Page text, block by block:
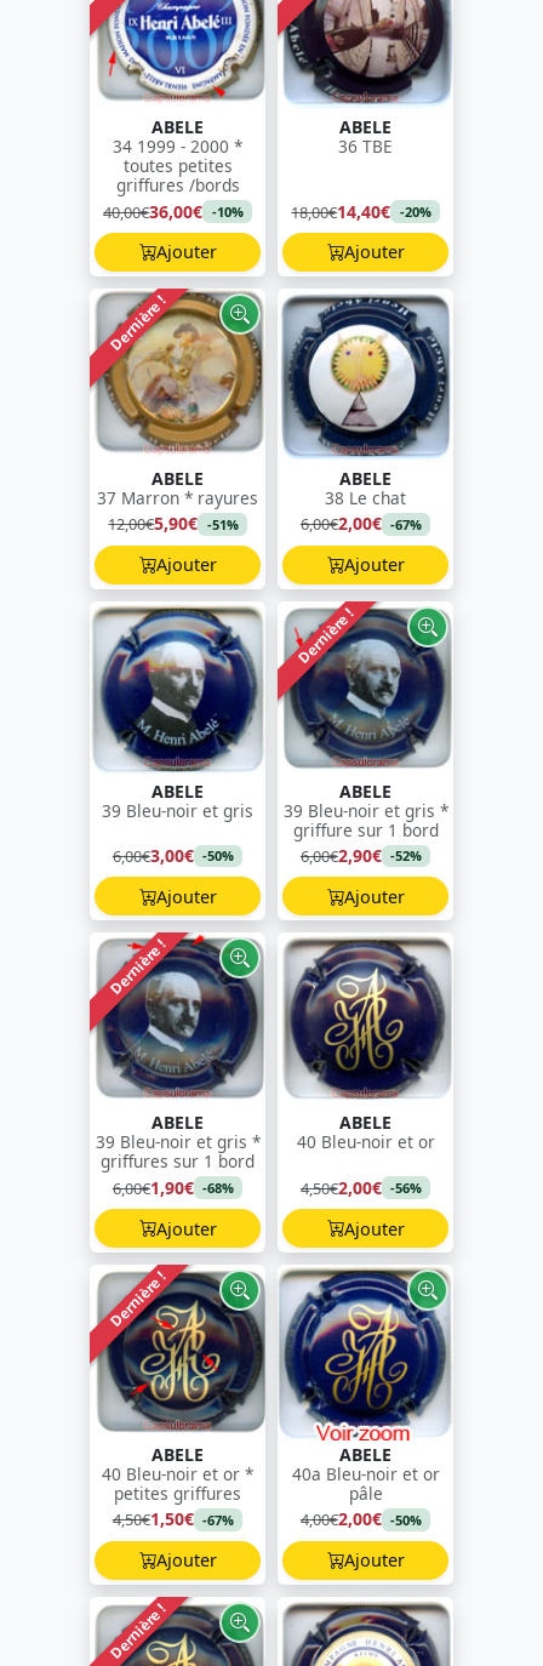
ABELE
34 1999 - 2000 *
toutes petites
griffures /bords
40,00€36,00€ -10%
Ajouter
ABELE
36 TBE
18,00€14,40€ -20%
Ajouter
Dernière !
ABELE
37 Marron * rayures
12,00€5,90€ -51%
Ajouter
ABELE
38 Le chat
6,00€2,00€ -67%
Ajouter
ABELE
39 Bleu-noir et gris
6,00€3,00€ -50%
Ajouter
Dernière !
ABELE
39 Bleu-noir et gris *
griffure sur 1 bord
6,00€2,90€ -52%
Ajouter
Dernière !
ABELE
39 Bleu-noir et gris *
griffures sur 1 bord
6,00€1,90€ -68%
Ajouter
ABELE
40 Bleu-noir et or
4,50€2,00€ -56%
Ajouter
Dernière !
ABELE
40 Bleu-noir et or *
petites griffures
4,50€1,50€ -67%
Ajouter
ABELE
40a Bleu-noir et or
pâle
4,00€2,00€ -50%
Ajouter
Dernière !